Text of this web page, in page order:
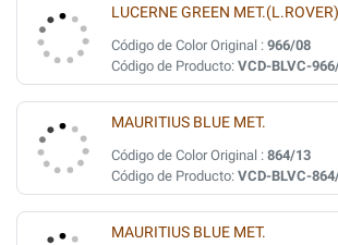
LUCERNE GREEN MET.(L.ROVER)
Código de Color Original : 966/08
Código de Producto: VCD-BLVC-
MAURITIUS BLUE MET.
Código de Color Original : 864/13
Código de Producto: VCD-BLVC-
MAURITIUS BLUE MET.